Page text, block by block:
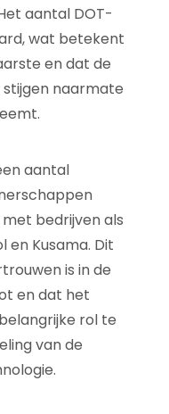
aantal DOT-
wat betekent
en dat de
naarmate
aantal
bedrijven als
en Kusama. Dit
is in de
en dat het
rol te
van de